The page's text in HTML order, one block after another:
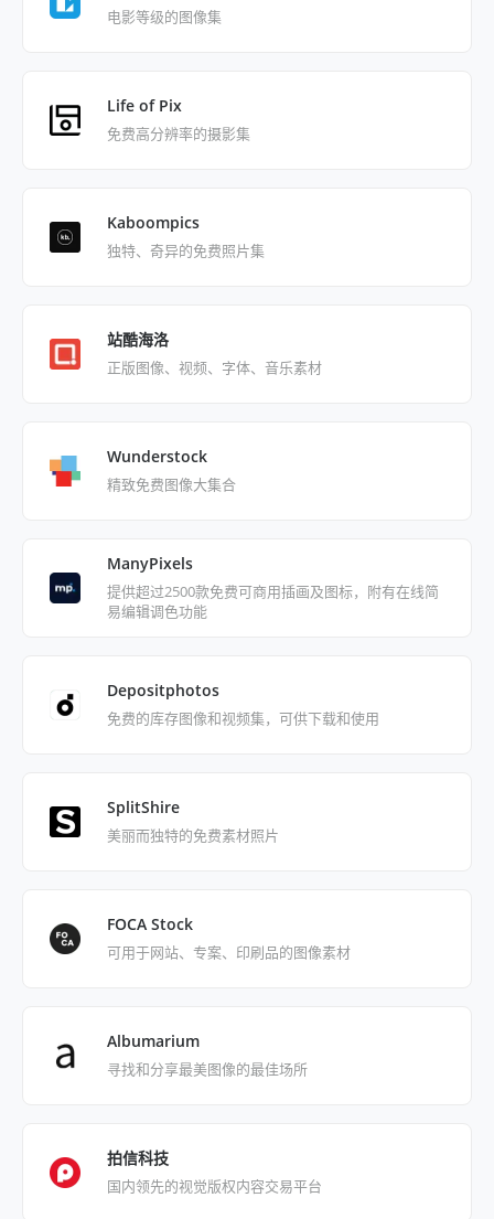
电影等级的图像集
Life of Pix
免费高分辨率的摄影集
Kaboompics
独特、奇异的免费照片集
站酷海洛
正版图像、视频、字体、音乐素材
Wunderstock
精致免费图像大集合
ManyPixels
提供超过2500款免费可商用插画及图标，附有在线简
易编辑调色功能
Depositphotos
免费的库存图像和视频集，可供下载和使用
SplitShire
美丽而独特的免费素材照片
FOCA Stock
可用于网站、专案、印刷品的图像素材
Albumarium
寻找和分享最美图像的最佳场所
拍信科技
国内领先的视觉版权内容交易平台